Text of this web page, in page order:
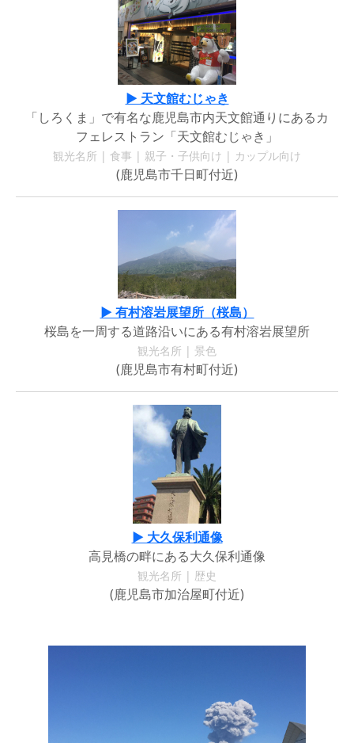
▶ 天文館むじゃき
「しろくま」で有名な鹿児島市内天文館通りにあるカ
フェレストラン「天文館むじゃき」
観光名所 | 食事 | 親子・子供向け | カップル向け
(鹿児島市千日町付近)
▶ 有村溶岩展望所（桜島）
桜島を一周する道路沿いにある有村溶岩展望所
観光名所 | 景色
(鹿児島市有村町付近)
▶ 大久保利通像
高見橋の畔にある大久保利通像
観光名所 | 歴史
(鹿児島市加治屋町付近)